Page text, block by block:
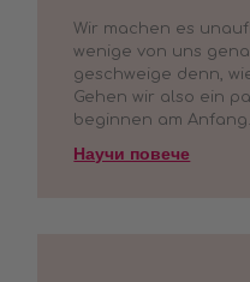
Wir machen es
wenige von uns
geschweige denn,
Gehen wir also ein
beginnen am Anfang.
Научи повече